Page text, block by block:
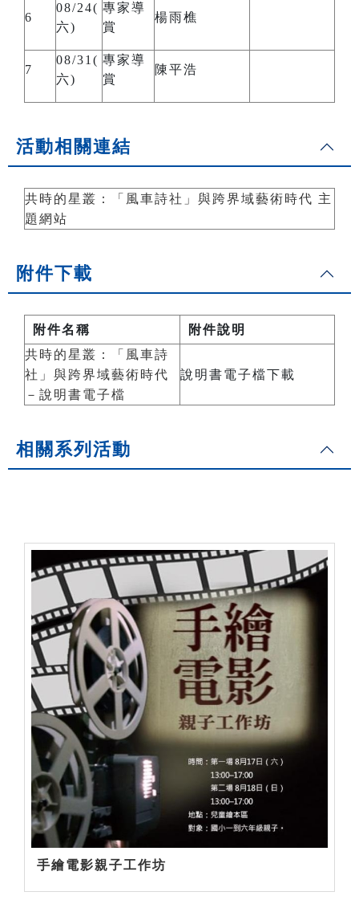
6
08/24(
六)
專家導
賞
楊雨樵
7
08/31(
六)
專家導
賞
陳平浩
活動相關連結
共時的星叢：「風車詩社」與跨界域藝術時代 主
題網站
附件下載
附件名稱
附件說明
共時的星叢：「風車詩
社」與跨界域藝術時代
－說明書電子檔
說明書電子檔下載
相關系列活動
手繪電影親子工作坊